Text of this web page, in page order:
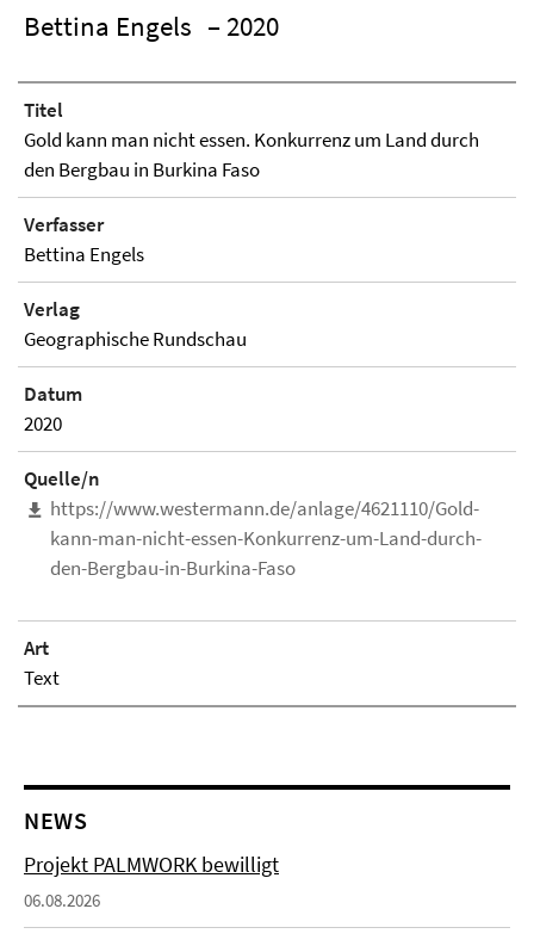
Bettina Engels – 2020
Titel
Gold kann man nicht essen. Konkurrenz um Land durch
den Bergbau in Burkina Faso
Verfasser
Bettina Engels
Verlag
Geographische Rundschau
Datum
2020
Quelle/n
https://www.westermann.de/anlage/4621110/Gold-
kann-man-nicht-essen-Konkurrenz-um-Land-durch-
den-Bergbau-in-Burkina-Faso
Art
Text
NEWS
Projekt PALMWORK bewilligt
06.08.2026